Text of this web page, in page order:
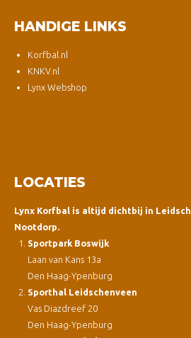
HANDIGE LINKS
Korfbal.nl
KNKV.nl
Lynx Webshop
LOCATIES
Lynx Korfbal is altijd dichtbij in
Nootdorp.
Sportpark Boswijk
Laan van Kans 13a
Den Haag-Ypenburg
Sporthal Leidschenveen
Vas Diazdreef 20
Den Haag-Ypenburg